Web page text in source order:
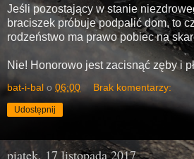
Jeśli pozostający w stanie
braciszek próbuje podpalić dom, to
rodzeństwo ma prawo pobiec na
Nie! Honorowo jest zacisnąć zęby i
bat-i-bal o 06:00 Brak komentarzy:
Udostępnij
piątek, 17 listopada 2017